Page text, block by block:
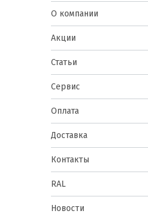
О компании
Акции
Статьи
Сервис
Оплата
Доставка
Контакты
RAL
Новости